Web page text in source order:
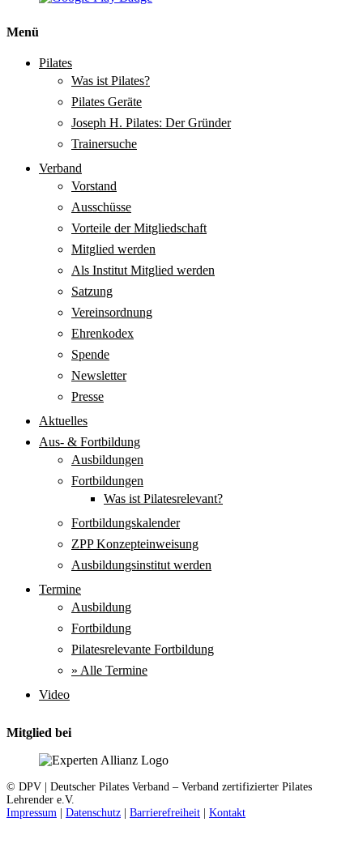
Menü
Pilates
Was ist Pilates?
Pilates Geräte
Joseph H. Pilates: Der Gründer
Trainersuche
Verband
Vorstand
Ausschüsse
Vorteile der Mitgliedschaft
Mitglied werden
Als Institut Mitglied werden
Satzung
Vereinsordnung
Ehrenkodex
Spende
Newsletter
Presse
Aktuelles
Aus- & Fortbildung
Ausbildungen
Fortbildungen
Was ist Pilatesrelevant?
Fortbildungskalender
ZPP Konzepteinweisung
Ausbildungsinstitut werden
Termine
Ausbildung
Fortbildung
Pilatesrelevante Fortbildung
» Alle Termine
Video
Mitglied bei
© DPV | Deutscher Pilates Verband – Verband zertifizierter Pilates
Lehrender e.V.
Impressum | Datenschutz | Barrierefreiheit | Kontakt